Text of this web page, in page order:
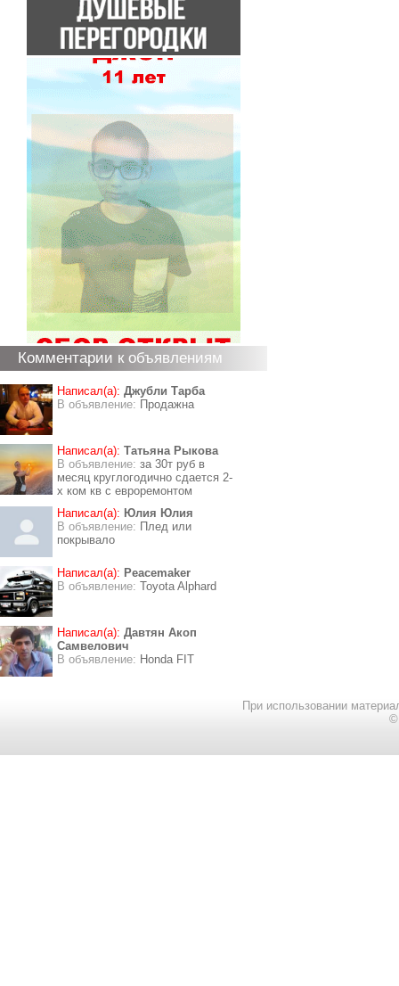
Комментарии к объявлениям
Написал(а): Джубли Тарба
В объявление: Продажна
Написал(а): Татьяна Рыкова
В объявление: за 30т руб в
месяц круглогодично сдается 2-
х ком кв с евроремонтом
Написал(а): Юлия Юлия
В объявление: Плед или
покрывало
Написал(а): Peacemaker
В объявление: Toyota Alphard
Написал(а): Давтян Акоп
Самвелович
В объявление: Honda FIT
При использовании